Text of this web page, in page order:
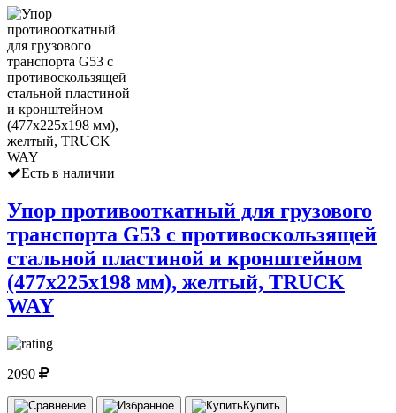
Есть в наличии
Упор противооткатный для грузового
транспорта G53 с противоскользящей
стальной пластиной и кронштейном
(477х225х198 мм), желтый, TRUCK
WAY
2090
Купить